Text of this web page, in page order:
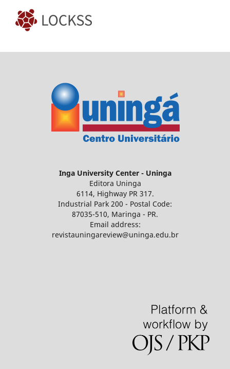
Inga University Center - Uninga
Editora Uninga
6114, Highway PR 317.
Industrial Park 200 - Postal Code:
87035-510, Maringa - PR.
Email address:
revistauningareview@uninga.edu.br